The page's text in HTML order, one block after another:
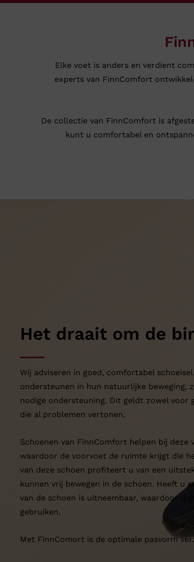
Elke voet is anders en verdient
experts van FinnComfort
De collectie van FinnComfort is
kunt u comfortabel en
Het draait om de
Wij adviseren in goed, comfortabel
ondersteunen in hun natuurlijke beweging,
nodige ondersteuning. Dit geldt zowel voor
die al problemen vertonen.
Schoenen van FinnComfort helpen bij deze
waardoor de voorvoet de ruimte krijgt die
van deze schoen profiteert u van een
kunnen vrij bewegen in de schoen. Heeft u
van de schoen is uitneembaar, waardoor u
gebruiken.
Met FinnComort is de optimale pasvorm